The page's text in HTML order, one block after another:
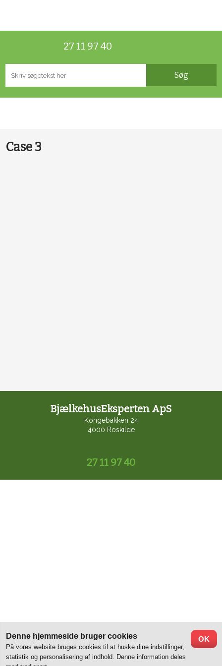
27 11 97 40
Case 3
BjælkehusEksperten ApS
Kongebakken 24
4000 Roskilde​
27 11 97 40
Denne hjemmeside bruger cookies
På vores website bruges cookies til at huske dine indstillinger,
statistik og personalisering af indhold. Denne information deles
OK